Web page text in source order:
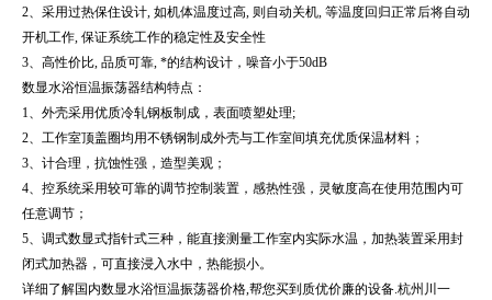
2、采用过热保住设计, 如机体温度过高, 则自动关机, 等温度回归正常后将自动
开机工作, 保证系统工作的稳定性及安全性
3、高性价比, 品质可靠, *的结构设计，噪音小于50dB
数显水浴恒温振荡器结构特点：
1、外壳采用优质冷轧钢板制成，表面喷塑处理;
2、工作室顶盖圈均用不锈钢制成外壳与工作室间填充优质保温材料；
3、计合理，抗蚀性强，造型美观；
4、控系统采用较可靠的调节控制装置，感热性强，灵敏度高在使用范围内可
任意调节；
5、调式数显式指针式三种，能直接测量工作室内实际水温，加热装置采用封
闭式加热器，可直接浸入水中，热能损小。
详细了解国内数显水浴恒温振荡器价格,帮您买到质优价廉的设备.杭州川一